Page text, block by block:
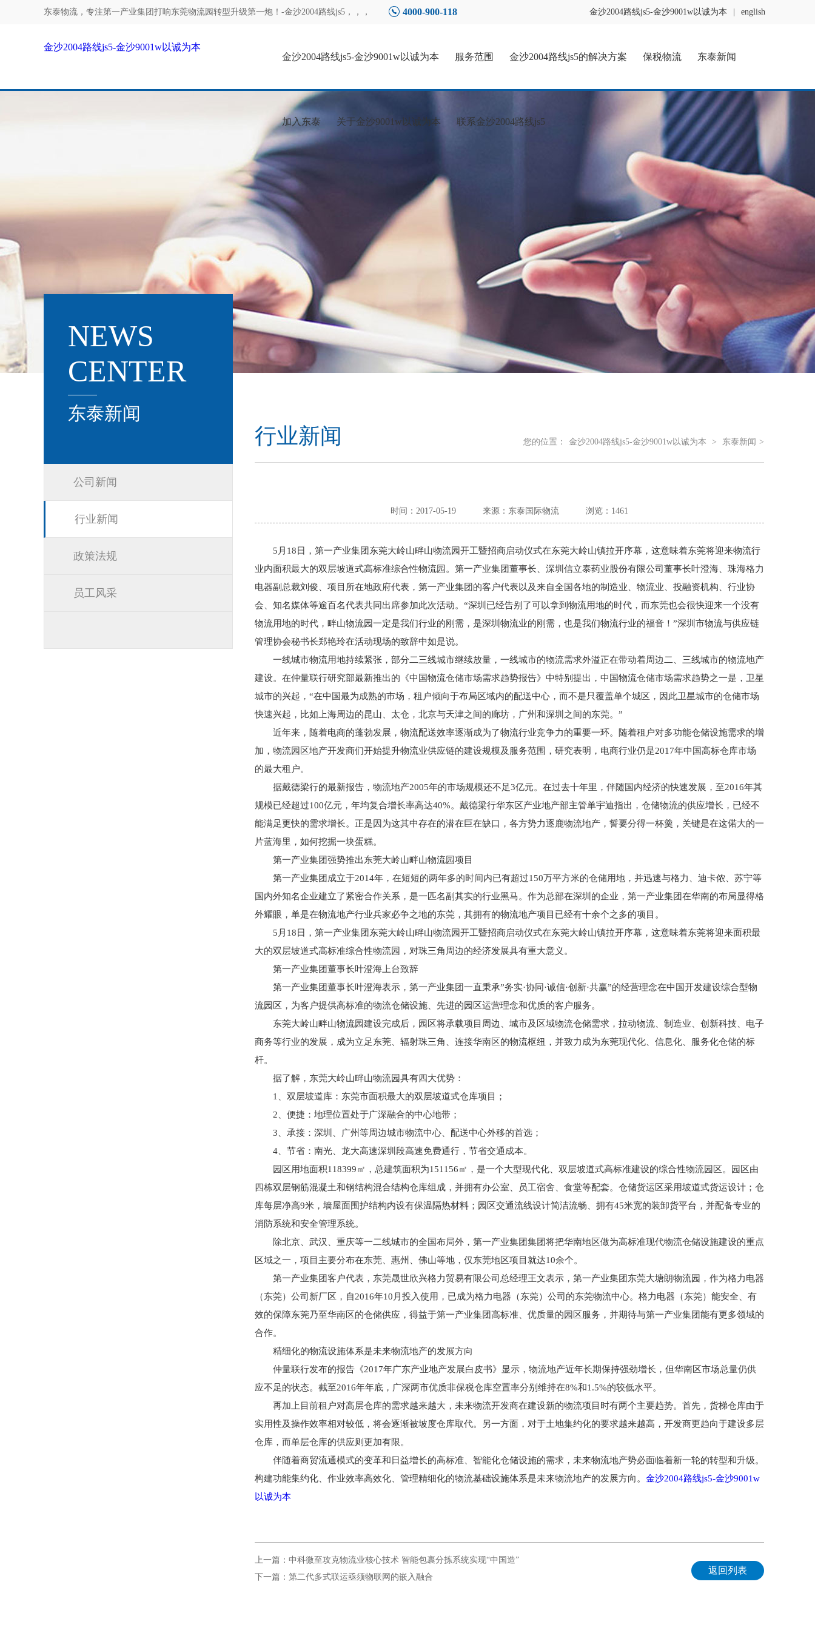
东泰物流，专注第一产业集团打响东莞物流园转型升级第一炮！-金沙2004路线js5 ，，， 4000-900-118 金沙2004路线js5-金沙9001w以诚为本 english
金沙2004路线js5-金沙9001w以诚为本
金沙2004路线js5-金沙9001w以诚为本
服务范围 金沙2004路线js5的解决方案 保税物流 东泰新闻
加入东泰 关于金沙9001w以诚为本 联系金沙2004路线js5
NEWS
CENTER
东泰新闻
公司新闻
行业新闻
政策法规
员工风采
行业新闻 您的位置： 金沙2004路线js5-金沙9001w以诚为本 > 东泰新闻 >
时间：2017-05-19 来源：东泰国际物流 浏览：1461
5月18日，第一产业集团东莞大岭山畔山物流园开工暨招商启动仪式在东莞大岭山镇拉开序幕，这意味着东莞将迎来物流行
业内面积最大的双层坡道式高标准综合性物流园。第一产业集团董事长、深圳信立泰药业股份有限公司董事长叶澄海、珠海格力
电器副总裁刘俊、项目所在地政府代表，第一产业集团的客户代表以及来自全国各地的制造业、物流业、投融资机构、行业协
会、知名媒体等逾百名代表共同出席参加此次活动。“深圳已经告别了可以拿到物流用地的时代，而东莞也会很快迎来一个没有
物流用地的时代，畔山物流园一定是我们行业的刚需，是深圳物流业的刚需，也是我们物流行业的福音！”深圳市物流与供应链
管理协会秘书长郑艳玲在活动现场的致辞中如是说。
一线城市物流用地持续紧张，部分二三线城市继续放量，一线城市的物流需求外溢正在带动着周边二、三线城市的物流地产
建设。在仲量联行研究部最新推出的《中国物流仓储市场需求趋势报告》中特别提出，中国物流仓储市场需求趋势之一是，卫星
城市的兴起，“在中国最为成熟的市场，租户倾向于布局区域内的配送中心，而不是只覆盖单个城区，因此卫星城市的仓储市场
快速兴起，比如上海周边的昆山、太仓，北京与天津之间的廊坊，广州和深圳之间的东莞。”
近年来，随着电商的蓬勃发展，物流配送效率逐渐成为了物流行业竞争力的重要一环。随着租户对多功能仓储设施需求的增
加，物流园区地产开发商们开始提升物流业供应链的建设规模及服务范围，研究表明，电商行业仍是2017年中国高标仓库市场
的最大租户。
据戴德梁行的最新报告，物流地产2005年的市场规模还不足3亿元。在过去十年里，伴随国内经济的快速发展，至2016年其
规模已经超过100亿元，年均复合增长率高达40%。戴德梁行华东区产业地产部主管单宇迪指出，仓储物流的供应增长，已经不
能满足更快的需求增长。正是因为这其中存在的潜在巨在缺口，各方势力逐鹿物流地产，誓要分得一杯羹，关键是在这偌大的一
片蓝海里，如何挖掘一块蛋糕。
第一产业集团强势推出东莞大岭山畔山物流园项目
第一产业集团成立于2014年，在短短的两年多的时间内已有超过150万平方米的仓储用地，并迅速与格力、迪卡侬、苏宁等
国内外知名企业建立了紧密合作关系，是一匹名副其实的行业黑马。作为总部在深圳的企业，第一产业集团在华南的布局显得格
外耀眼，单是在物流地产行业兵家必争之地的东莞，其拥有的物流地产项目已经有十余个之多的项目。
5月18日，第一产业集团东莞大岭山畔山物流园开工暨招商启动仪式在东莞大岭山镇拉开序幕，这意味着东莞将迎来面积最
大的双层坡道式高标准综合性物流园，对珠三角周边的经济发展具有重大意义。
第一产业集团董事长叶澄海上台致辞
第一产业集团董事长叶澄海表示，第一产业集团一直秉承”务实·协同·诚信·创新·共赢”的经营理念在中国开发建设综合型物
流园区，为客户提供高标准的物流仓储设施、先进的园区运营理念和优质的客户服务。
东莞大岭山畔山物流园建设完成后，园区将承载项目周边、城市及区域物流仓储需求，拉动物流、制造业、创新科技、电子
商务等行业的发展，成为立足东莞、辐射珠三角、连接华南区的物流枢纽，并致力成为东莞现代化、信息化、服务化仓储的标
杆。
据了解，东莞大岭山畔山物流园具有四大优势：
1、双层坡道库：东莞市面积最大的双层坡道式仓库项目；
2、便捷：地理位置处于广深融合的中心地带；
3、承接：深圳、广州等周边城市物流中心、配送中心外移的首选；
4、节省：南光、龙大高速深圳段高速免费通行，节省交通成本。
园区用地面积118399㎡，总建筑面积为151156㎡，是一个大型现代化、双层坡道式高标准建设的综合性物流园区。园区由
四栋双层钢筋混凝土和钢结构混合结构仓库组成，并拥有办公室、员工宿舍、食堂等配套。仓储货运区采用坡道式货运设计；仓
库每层净高9米，墙屋面围护结构内设有保温隔热材料；园区交通流线设计简洁流畅、拥有45米宽的装卸货平台，并配备专业的
消防系统和安全管理系统。
除北京、武汉、重庆等一二线城市的全国布局外，第一产业集团集团将把华南地区做为高标准现代物流仓储设施建设的重点
区域之一，项目主要分布在东莞、惠州、佛山等地，仅东莞地区项目就达10余个。
第一产业集团客户代表，东莞晟世欣兴格力贸易有限公司总经理王文表示，第一产业集团东莞大塘朗物流园，作为格力电器
（东莞）公司新厂区，自2016年10月投入使用，已成为格力电器（东莞）公司的东莞物流中心。格力电器（东莞）能安全、有
效的保障东莞乃至华南区的仓储供应，得益于第一产业集团高标准、优质量的园区服务，并期待与第一产业集团能有更多领域的
合作。
精细化的物流设施体系是未来物流地产的发展方向
仲量联行发布的报告《2017年广东产业地产发展白皮书》显示，物流地产近年长期保持强劲增长，但华南区市场总量仍供
应不足的状态。截至2016年年底，广深两市优质非保税仓库空置率分别维持在8%和1.5%的较低水平。
再加上目前租户对高层仓库的需求越来越大，未来物流开发商在建设新的物流项目时有两个主要趋势。首先，货梯仓库由于
实用性及操作效率相对较低，将会逐渐被坡度仓库取代。另一方面，对于土地集约化的要求越来越高，开发商更趋向于建设多层
仓库，而单层仓库的供应则更加有限。
伴随着商贸流通模式的变革和日益增长的高标准、智能化仓储设施的需求，未来物流地产势必面临着新一轮的转型和升级。
构建功能集约化、作业效率高效化、管理精细化的物流基础设施体系是未来物流地产的发展方向。 金沙2004路线js5-金沙9001w
以诚为本
上一篇：中科微至攻克物流业核心技术 智能包裹分拣系统实现“中国造”
下一篇：第二代多式联运亟须物联网的嵌入融合
返回列表